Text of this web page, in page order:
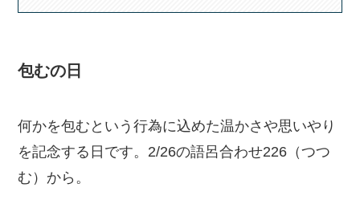
包むの日
何かを包むという行為に込めた温かさや思いやり
を記念する日です。2/26の語呂合わせ226（つつ
む）から。